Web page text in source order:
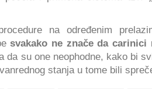
na određenim
svakako ne znače da
da su one neophodne, kako bi
stanja u tome bili